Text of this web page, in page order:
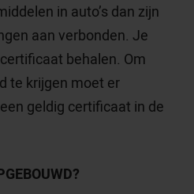
in auto’s dan zijn
aan verbonden. Je
behalen. Om
te krijgen moet er
geldig certificaat in de